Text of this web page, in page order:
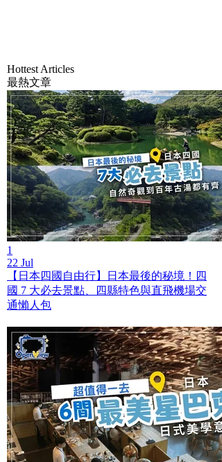
Hottest Articles
最熱文章
1
22 Jul
【日本四國自由行】日本最後的秘境！四
國 7 大必去景點、四縣特色與直飛機場交
通懶人包